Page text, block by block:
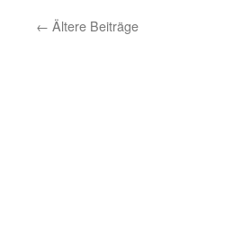
← Ältere Beiträge